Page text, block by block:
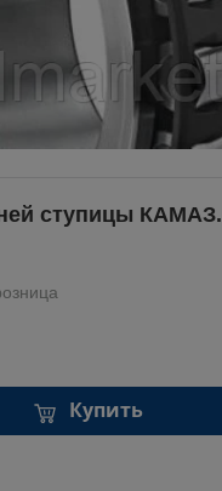
ступицы КАМАЗ.
Купить